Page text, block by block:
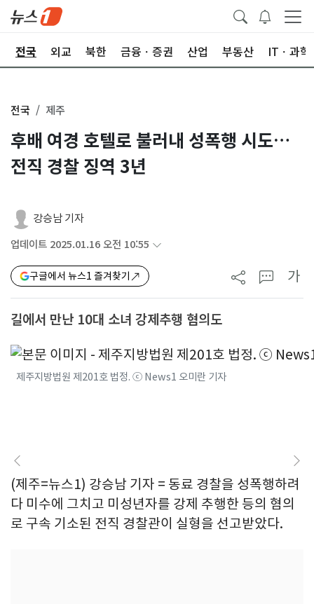
전국 외교 북한 금융ㆍ증권 산업 부동산 ITㆍ과학
전국 제주
후배 여경 호텔로 불러내 성폭행 시도…
전직 경찰 징역 3년
강승남 기자
업데이트 2025.01.16 오전 10:55
구글에서 뉴스1 즐겨찾기 가
길에서 만난 10대 소녀 강제추행 혐의도
제주지방법원 제201호 법정. ⓒ News1 오미란 기자
(제주=뉴스1) 강승남 기자 = 동료 경찰을 성폭행하려
다 미수에 그치고 미성년자를 강제 추행한 등의 혐의
로 구속 기소된 전직 경찰관이 실형을 선고받았다.